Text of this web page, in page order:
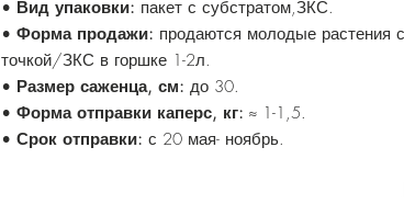
• Вид упаковки: пакет с субстратом,ЗКС.
• Форма продажи: продаются молодые растения
точкой/ЗКС в горшке 1-2л.
• Размер саженца, см: до 30.
• Форма отправки каперс, кг: ≈ 1-1,5.
• Срок отправки: с 20 мая- ноябрь.